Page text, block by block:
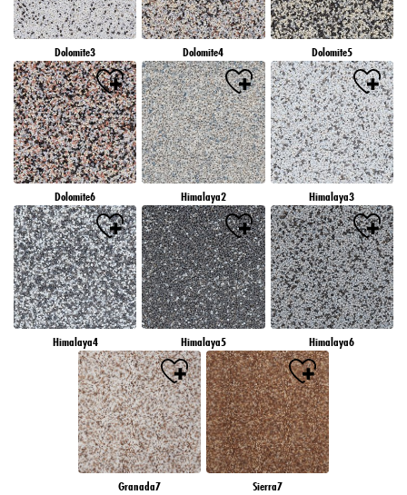
Dolomite3 Dolomite4 Dolomite5
Dolomite6 Himalaya2 Himalaya3
Himalaya4 Himalaya5 Himalaya6
Granada7 Sierra7